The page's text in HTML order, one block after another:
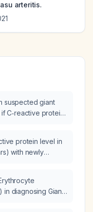
arteritis.
suspected giant
C‑reactive protein
protein level in
with newly
in diagnosing Giant